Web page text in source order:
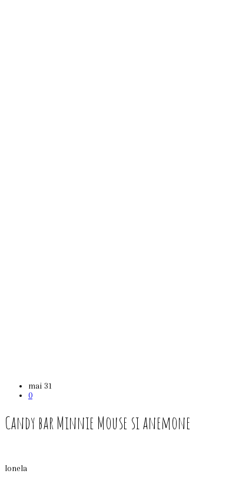
mai 31
0
Candy bar Minnie Mouse si anemone
Ionela